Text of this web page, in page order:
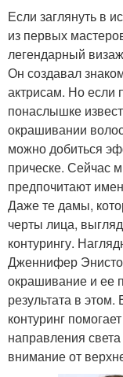
Если заглянуть в
из первых
легендарный
Он создавал
актрисам. Но если
понаслышке
окрашивании
можно добиться
прическе. Сейчас
предпочитают
Даже те дамы,
черты лица,
контурингу.
Дженнифер
окрашивание и ее
результата в
контуринг
направления
внимание от